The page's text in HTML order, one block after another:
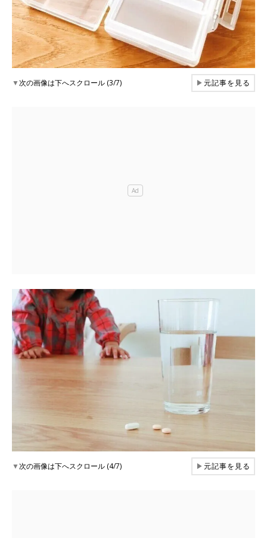
▼次の画像は下へスクロール (3/7) ▶元記事を見る
▼次の画像は下へスクロール (4/7) ▶元記事を見る